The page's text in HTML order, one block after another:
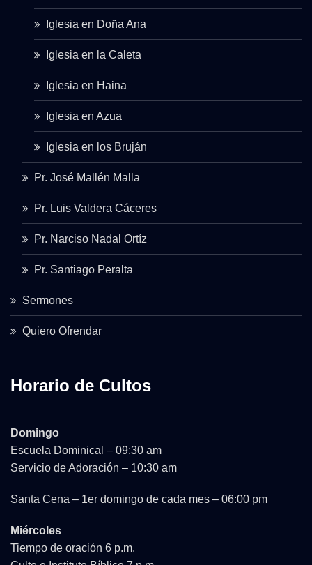
Iglesia en Doña Ana
Iglesia en la Caleta
Iglesia en Haina
Iglesia en Azua
Iglesia en los Bruján
Pr. José Mallén Malla
Pr. Luis Valdera Cáceres
Pr. Narciso Nadal Ortíz
Pr. Santiago Peralta
Sermones
Quiero Ofrendar
Horario de Cultos
Domingo
Escuela Dominical – 09:30 am
Servicio de Adoración – 10:30 am
Santa Cena – 1er domingo de cada mes – 06:00 pm
Miércoles
Tiempo de oración 6 p.m.